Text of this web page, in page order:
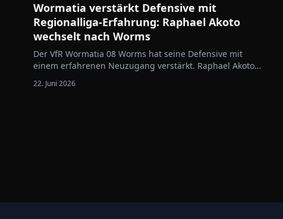
Wormatia verstärkt Defensive mit
Regionalliga-Erfahrung: Raphael Akoto
wechselt nach Worms
Der VfR Wormatia 08 Worms hat seine Defensive mit
einem erfahrenen Neuzugang verstärkt. Raphael Akoto
wechselt vom Regionalliga-Aufsteiger VfR Mannheim zur
Wormatia und bringt umfangreiche höherklassige
22. Juni 2026